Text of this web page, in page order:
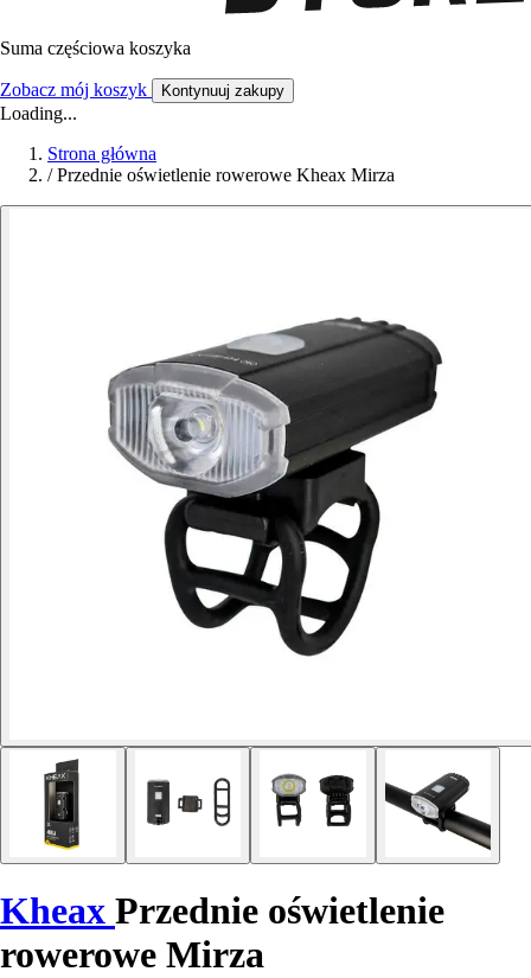
Suma częściowa koszyka
Zobacz mój koszyk Kontynuuj zakupy
Loading...
Strona główna
/ Przednie oświetlenie rowerowe Kheax Mirza
Kheax Przednie oświetlenie
rowerowe Mirza